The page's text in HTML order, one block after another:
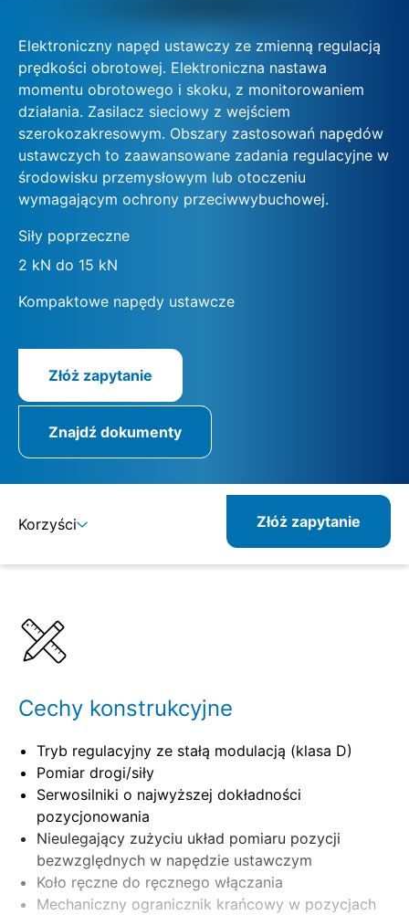
Elektroniczny napęd ustawczy ze zmienną regulacją
prędkości obrotowej. Elektroniczna nastawa
momentu obrotowego i skoku, z monitorowaniem
działania. Zasilacz sieciowy z wejściem
szerokozakresowym. Obszary zastosowań napędów
ustawczych to zaawansowane zadania regulacyjne w
środowisku przemysłowym lub otoczeniu
wymagającym ochrony przeciwwybuchowej.
Siły poprzeczne
2 kN do 15 kN
Kompaktowe napędy ustawcze
Złóż zapytanie
Znajdź dokumenty
Korzyści Złóż zapytanie
Cechy konstrukcyjne
Tryb regulacyjny ze stałą modulacją (klasa D)
Pomiar drogi/siły
Serwosilniki o najwyższej dokładności
pozycjonowania
Nieulegający zużyciu układ pomiaru pozycji
bezwzględnych w napędzie ustawczym
Koło ręczne do ręcznego włączania
Mechaniczny ogranicznik krańcowy w pozycjach